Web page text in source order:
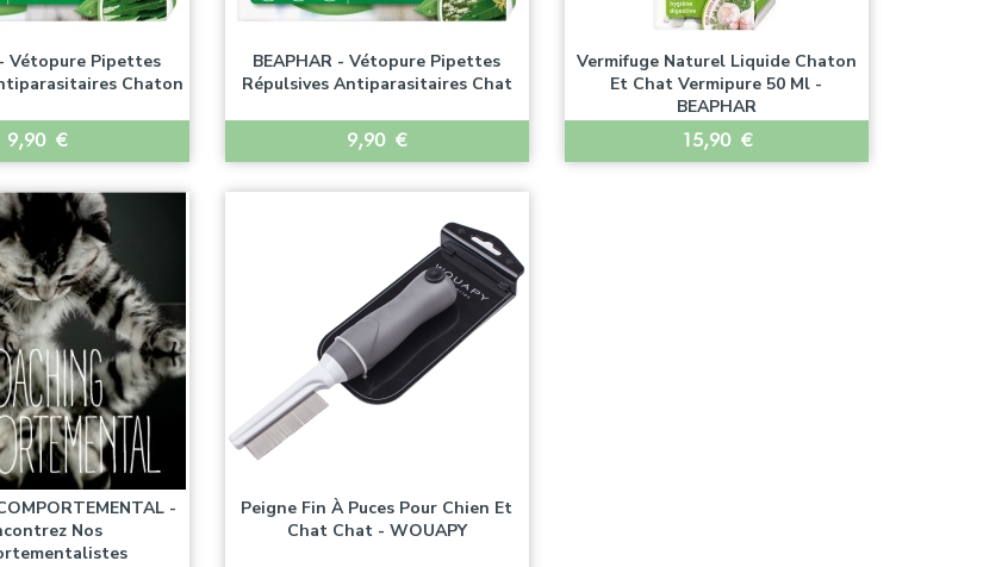
- Vétopure Pipettes
Chaton
Prix
9,90 €
rapide
BEAPHAR - Vétopure Pipettes
Répulsives Antiparasitaires Chat
Prix
9,90 €
Aperçu rapide
Vermifuge Naturel Liquide Chaton
Et Chat Vermipure 50 Ml -
BEAPHAR
Prix
15,90 €
-
Nos
Peigne Fin À Puces Pour Chien Et
Chat Chat - WOUAPY